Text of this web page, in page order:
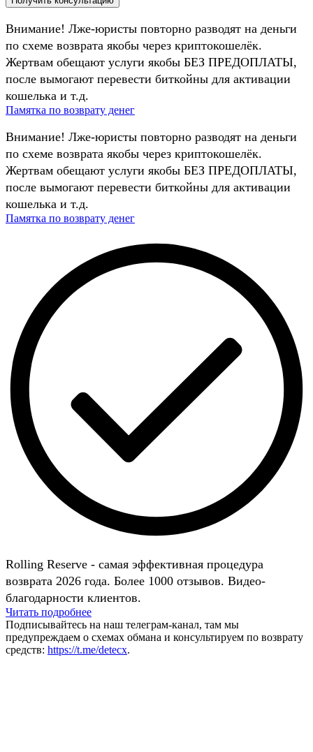
Внимание! Лже-юристы повторно разводят на деньги
по схеме возврата якобы через криптокошелёк.
Жертвам обещают услуги якобы БЕЗ ПРЕДОПЛАТЫ,
после вымогают перевести биткойны для активации
кошелька и т.д.
Памятка по возврату денег
Внимание! Лже-юристы повторно разводят на деньги
по схеме возврата якобы через криптокошелёк.
Жертвам обещают услуги якобы БЕЗ ПРЕДОПЛАТЫ,
после вымогают перевести биткойны для активации
кошелька и т.д.
Памятка по возврату денег
Rolling Reserve - самая эффективная процедура
возврата 2026 года. Более 1000 отзывов. Видео-
благодарности клиентов.
Читать подробнее
Подписывайтесь на наш телеграм-канал, там мы
предупреждаем о схемах обмана и консультируем по возврату
средств: https://t.me/detecx.